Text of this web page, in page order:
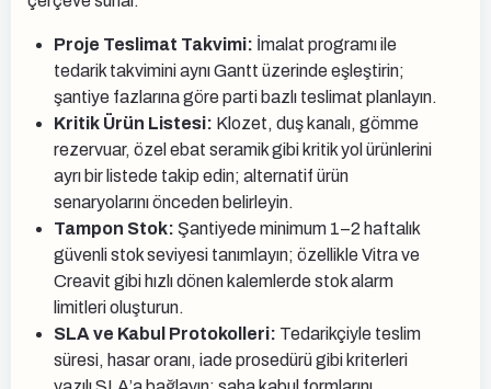
Proje Teslimat Takvimi: İmalat programı ile
tedarik takvimini aynı Gantt üzerinde eşleştirin;
şantiye fazlarına göre parti bazlı teslimat planlayın.
Kritik Ürün Listesi: Klozet, duş kanalı, gömme
rezervuar, özel ebat seramik gibi kritik yol ürünlerini
ayrı bir listede takip edin; alternatif ürün
senaryolarını önceden belirleyin.
Tampon Stok: Şantiyede minimum 1–2 haftalık
güvenli stok seviyesi tanımlayın; özellikle Vitra ve
Creavit gibi hızlı dönen kalemlerde stok alarm
limitleri oluşturun.
SLA ve Kabul Protokolleri: Tedarikçiyle teslim
süresi, hasar oranı, iade prosedürü gibi kriterleri